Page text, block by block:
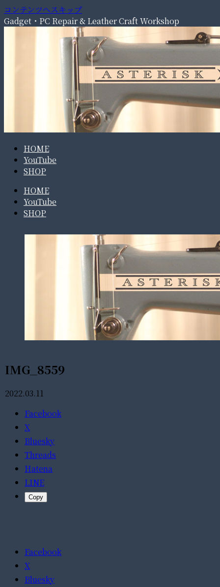
コンテンツへスキップ
Gadget・PC Repair & Leather Craft Workshop
HOME
YouTube
SHOP
HOME
YouTube
SHOP
IMG_8559
2022.03.11
Facebook
X
Bluesky
Threads
Hatena
LINE
Copy
Facebook
X
Bluesky